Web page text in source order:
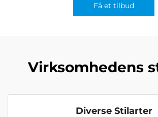
Få et tilbud
Virksomhedens
Diverse Stilarter